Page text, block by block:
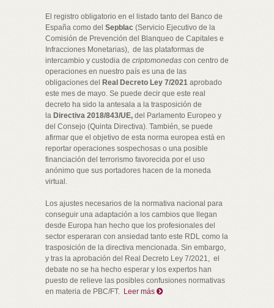
El registro obligatorio en el listado tanto del Banco de
España como del Sepblac (Servicio Ejecutivo de la
Comisión de Prevención del Blanqueo de Capitales e
Infracciones Monetarias), de las plataformas de
intercambio y custodia de criptomonedas con centro de
operaciones en nuestro país es una de las
obligaciones del
Real Decreto Ley 7/2021 aprobado
este mes de mayo. Se puede decir que este real
decreto ha sido la antesala a la trasposición de
la Directiva 2018/843/UE, del Parlamento Europeo y
del Consejo (Quinta Directiva). También, se puede
afirmar que el objetivo de esta norma europea está en
reportar operaciones sospechosas o una posible
financiación del terrorismo favorecida por el uso
anónimo que sus portadores hacen de la moneda
virtual.
Los ajustes necesarios de la normativa nacional para
conseguir una adaptación a los cambios que llegan
desde Europa han hecho que los profesionales del
sector esperaran con ansiedad tanto este RDL como la
trasposición de la directiva mencionada. Sin embargo,
y tras la aprobación del Real Decreto Ley 7/2021, el
debate no se ha hecho esperar y los expertos han
puesto de relieve las posibles confusiones normativas
en materia de PBC/FT. Leer más